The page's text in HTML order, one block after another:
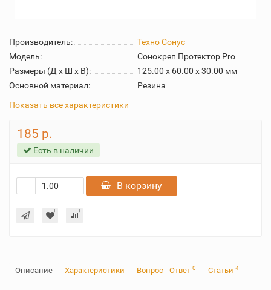
Производитель:
Техно Сонус
Модель:
Cонокреп Протектор Pro
Размеры (Д x Ш x В):
125.00 x 60.00 x 30.00 мм
Основной материал:
Резина
Показать все характеристики
185 р.
Есть в наличии
В корзину
Описание Характеристики Вопрос - Ответ 0 Статьи 4